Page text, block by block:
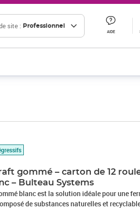
site : Professionnel
AIDE
gommé – carton de 12
– Bulteau Systems
blanc est la solution idéale pour une
de substances naturelles et
immédiate et définitive grâce à sa colle à